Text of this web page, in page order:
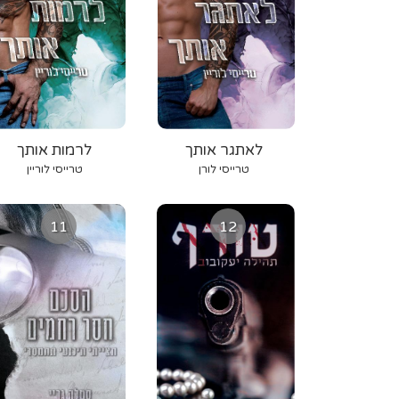
לרמות אותך
טרייסי לוריין
לאתגר אותך
טרייסי לורן
11 12